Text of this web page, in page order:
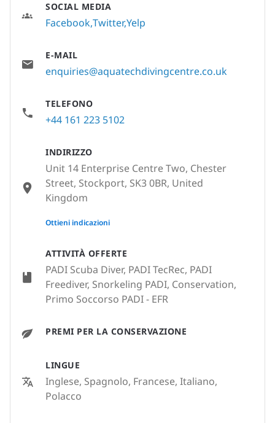
ATTIVITÀ OFFERTE
PADI Scuba Diver, PADI TecRec, PADI
Freediver, Snorkeling PADI, Conservation,
Primo Soccorso PADI - EFR
PREMI PER LA CONSERVAZIONE
LINGUE
Inglese, Spagnolo, Francese, Italiano,
Polacco
SOCIAL MEDIA
FacebookTwitterYelp
E-MAIL
enquiries@aquatechdivingcentre.co.uk
TELEFONO
+44 161 223 5102
INDIRIZZO
Unit 14 Enterprise Centre Two, Chester
Street, Stockport, SK3 0BR, United
Kingdom
None
Ottieni indicazioni